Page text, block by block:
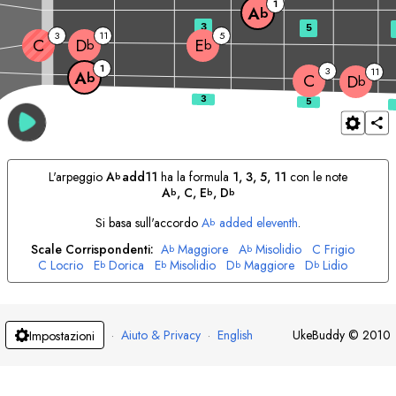
Ab 1
C 3 Db 11
C 3 Db 11 Eb 5
Ab 1
3 5
L'arpeggioAbadd11 ha la formula 1, 3, 5, 11 con le note
Ab, C, Eb, Db
Si basa sull'accordoAb added eleventh.
Scale Corrispondenti: Ab Maggiore Ab Misolidio C Frigio
C Locrio Eb Dorica Eb Misolidio Db Maggiore Db Lidio
Impostazioni · Aiuto & Privacy · English UkeBuddy © 2010